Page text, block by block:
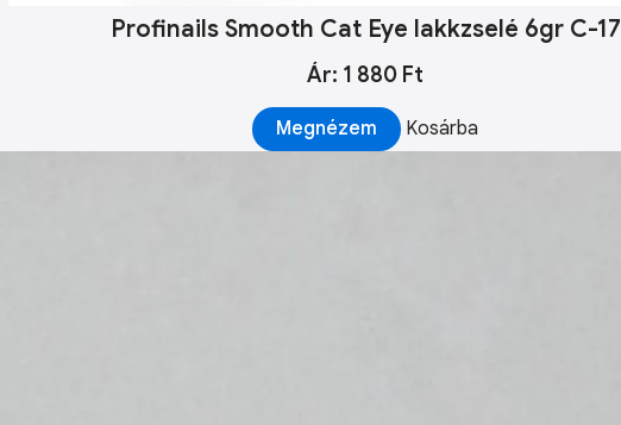
Profinails Smooth Cat Eye lakkzselé 6gr C-17
Ár: 1 880 Ft
Megnézem Kosárba